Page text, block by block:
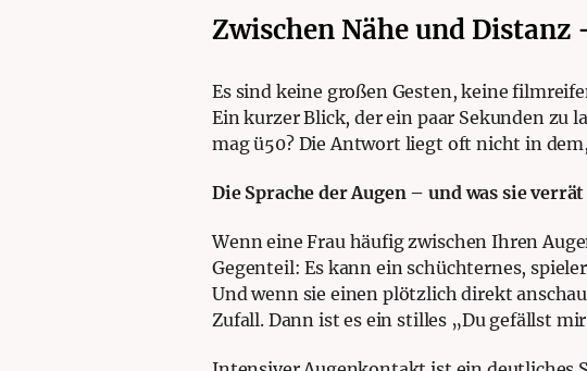
Zwischen Nähe und
Es sind keine großen Gesten, keine
Ein kurzer Blick, der ein paar Sekunden zu
mag ü50? Die Antwort liegt oft nicht in
Die Sprache der Augen – und was sie verrät
Wenn eine Frau häufig zwischen Ihren
Gegenteil: Es kann ein schüchternes,
Und wenn sie einen plötzlich direkt
Zufall. Dann ist es ein stilles „Du gefällst